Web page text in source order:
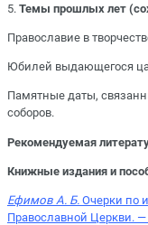
5. Темы прошлых лет
Православие в
Юбилей выдающегося
Памятные даты,
соборов.
Рекомендуемая
Книжные издания и
Ефимов А. Б. Очерки по
Православной Церкви.